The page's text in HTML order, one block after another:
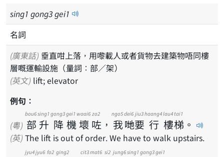
sing1 gong3gei1
名詞
(廣東話)
層嘅運輸設施（量詞：部／架）
(英文) lift; elevator
例句：
(粵) 部
bou6
升
sing1
降
gong3
機
gei1
壞
waai6
咗
zo2
， 我
ngo5
哋
dei6
要
jiu3
行
haang4
樓
lau4
梯
tai1
。
(英) The lift is out of order. We have to walk upstairs.
jyu4jyu6 fo2 ging2 cit3mat6 si2 jung6 sing1 gong3gei1